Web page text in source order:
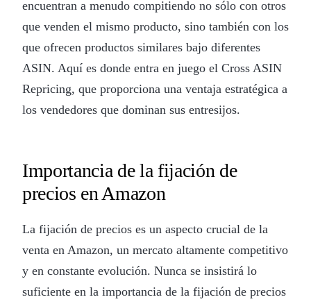
encuentran a menudo compitiendo no sólo con otros
que venden el mismo producto, sino también con los
que ofrecen productos similares bajo diferentes
ASIN. Aquí es donde entra en juego el Cross ASIN
Repricing, que proporciona una ventaja estratégica a
los vendedores que dominan sus entresijos.
Importancia de la fijación de
precios en Amazon
La fijación de precios es un aspecto crucial de la
venta en Amazon, un mercato altamente competitivo
y en constante evolución. Nunca se insistirá lo
suficiente en la importancia de la fijación de precios